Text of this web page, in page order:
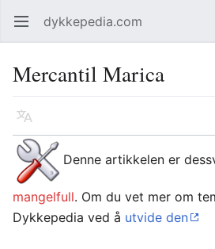
Åpne hovedmenyen dykkepedia.com
Mercantil Marica
Språk
Denne artikkelen er
mangelfull. Om du vet mer om
Dykkepedia ved å utvide den